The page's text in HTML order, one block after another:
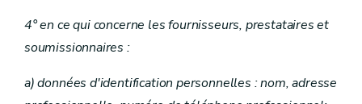
4° en ce qui concerne les fournisseurs, prestataires et
soumissionnaires :
a) données d'identification personnelles : nom, adresse